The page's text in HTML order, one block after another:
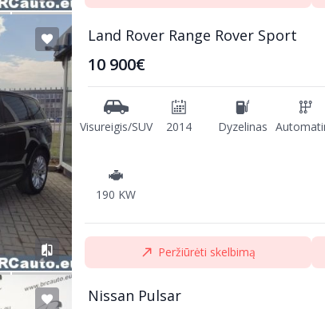
Land Rover Range Rover Sport
10 900€
Visureigis/SUV 2014 Dyzelinas
190 KW
Peržiūrėti skelbimą
Nissan Pulsar